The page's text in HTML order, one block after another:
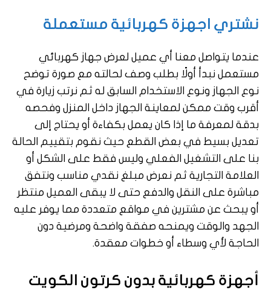
نشتري اجهزة كهربائية مستعملة
عندما يتواصل معنا أي عميل لعرض جهاز كهربائي
مستعمل نبدأ أولًا بطلب وصف لحالته مع صورة توضح
نوع الجهاز ونوع الاستخدام السابق له ثم نرتب زيارة في
أقرب وقت ممكن لمعاينة الجهاز داخل المنزل وفحصه
بدقة لمعرفة ما إذا كان يعمل بكفاءة أو يحتاج إلى
تعديل بسيط في بعض القطع حيث نقوم بتقييم الحالة
بنا على التشغيل الفعلي وليس فقط على الشكل أو
العلامة التجارية ثم نعرض مبلغ نقدي مناسب ونتفق
مباشرة على النقل والدفع حتى لا يبقى العميل منتظر
أو يبحث عن مشترين في مواقع متعددة مما يوفر عليه
الجهد والوقت ويمنحه صفقة واضحة ومرضية دون
الحاجة لأي وسطاء أو خطوات معقدة.
أجهزة كهربائية بدون كرتون الكويت